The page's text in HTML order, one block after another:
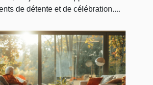
de détente et de célébration....